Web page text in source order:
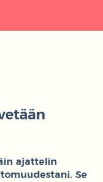
ajattelin
Se